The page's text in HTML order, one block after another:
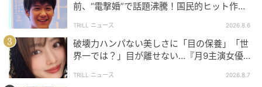
前、“電撃婚”で話題沸騰！国民的ヒット作
TRILL ニュース 2026.8.6
破壊力ハンパない美しさに「目の保養」「世
界一では？」目が離せない…『月9主演女優
TRILL ニュース 2026.8.7